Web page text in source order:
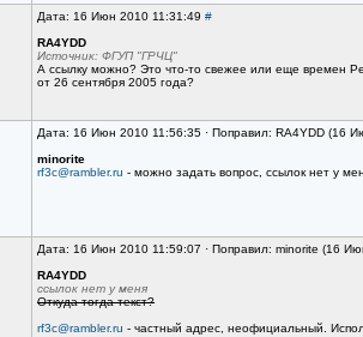
Дата: 16 Июн 2010 11:31:49 #
RA4YDD
Источник: ФГУП "ГРЧЦ"
А ссылку можно? Это что-то свежее или еще времен
от 26 сентября 2005 года?
Дата: 16 Июн 2010 11:56:35 · Поправил: RA4YDD (16
minorite
rf3c@rambler.ru - можно задать вопрос, ссылок нет у
Дата: 16 Июн 2010 11:59:07 · Поправил: minorite (16
RA4YDD
ссылок нет у меня
Откуда тогда текст?
rf3c@rambler.ru - частный адрес, неофициальный.